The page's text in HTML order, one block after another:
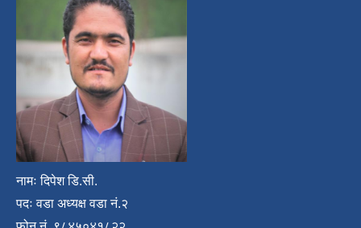
नामः दिपेश डि.सी.
पदः वडा अध्यक्ष वडा नं.२